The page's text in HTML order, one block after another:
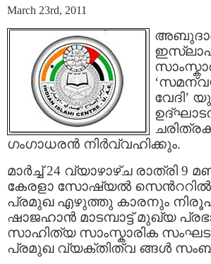
March 23rd, 2011
വേദി’
ഗംഗാധരന്‍ നിര്‍വ്വഹിക്കും.
മാര്‍ച്ച് 24 വ്യാഴാഴ്ച രാത്രി
കേരളാ സോഷ്യല്‍ സെന്‍ററില്‍
പ്രമുഖ എഴുത്തു കാരനും
ഷാജഹാന്‍ മാടമ്പാട്ട് മുഖ്യ
സാഹിത്യ സാംസ്കാരിക
പ്രമുഖ വ്യക്തിത്വ ങ്ങള്‍